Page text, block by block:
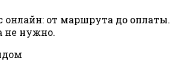
онлайн: от маршрута до оплаты.
не нужно.